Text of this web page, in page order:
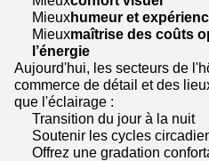
Mieuxhumeur et
Mieuxmaîtrise des coûts
l’énergie
Aujourd'hui, les secteurs de
commerce de détail et des
que l'éclairage :
Transition du jour à la nuit
Soutenir les cycles
Offrez une gradation